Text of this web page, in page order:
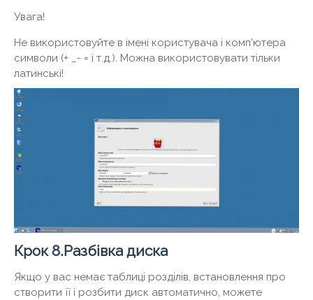
Увага!
Не використовуйте в імені користувача і комп'ютера
символи (+ _- = і т.д.). Можна використовувати тільки
латинські!
Крок 8.Разбівка диска
Якщо у вас немає таблиці розділів, встановлення про
створити її і розбити диск автоматично, можете